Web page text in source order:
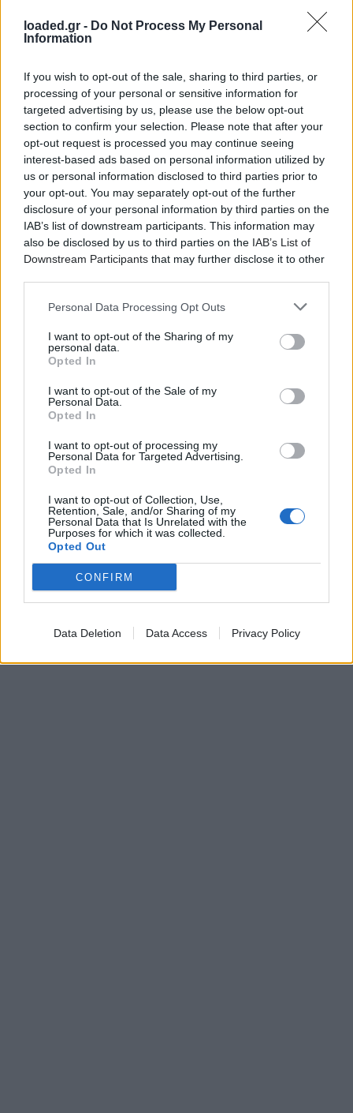
loaded.gr - Do Not Process My Personal
Information
If you wish to opt-out of the sale, sharing to third parties, or
processing of your personal or sensitive information for
targeted advertising by us, please use the below opt-out
section to confirm your selection. Please note that after your
opt-out request is processed you may continue seeing
interest-based ads based on personal information utilized by
us or personal information disclosed to third parties prior to
your opt-out. You may separately opt-out of the further
disclosure of your personal information by third parties on the
IAB’s list of downstream participants. This information may
also be disclosed by us to third parties on the IAB’s List of
Downstream Participants that may further disclose it to other
Personal Data Processing Opt Outs
I want to opt-out of the Sharing of my
personal data.
Opted In
I want to opt-out of the Sale of my
Personal Data.
Opted In
I want to opt-out of processing my
Personal Data for Targeted Advertising.
Opted In
I want to opt-out of Collection, Use,
Retention, Sale, and/or Sharing of my
Personal Data that Is Unrelated with the
Purposes for which it was collected.
Opted Out
CONFIRM
Data Deletion Data Access Privacy Policy